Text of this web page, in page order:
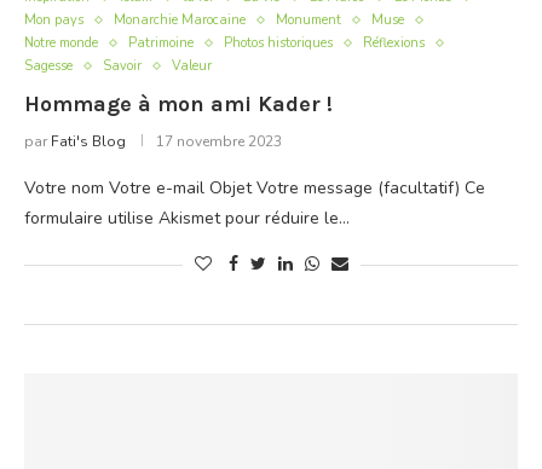
Mon pays
Monarchie Marocaine Monument
Muse
Notre monde
Patrimoine Photos historiques
Réflexions
Sagesse
Savoir Valeur
Hommage à mon ami Kader !
par Fati's Blog 17 novembre 2023
Votre nom Votre e-mail Objet Votre message (facultatif) Ce
formulaire utilise Akismet pour réduire le…